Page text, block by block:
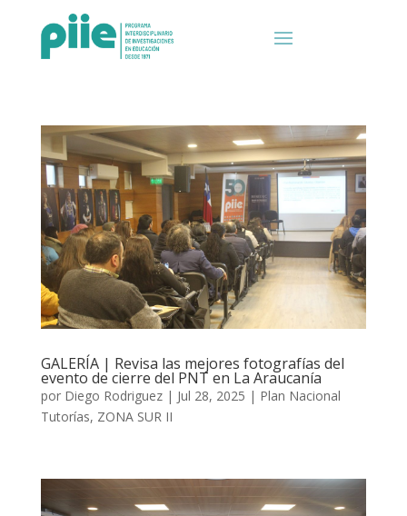
GALERÍA | Revisa las mejores fotografías del
evento de cierre del PNT en La Araucanía
por Diego Rodriguez| Jul 28, 2025 | Plan Nacional
Tutorías, ZONA SUR II